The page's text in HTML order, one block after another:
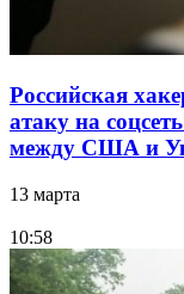
Российская
атаку на
между США и
13 марта
10:58